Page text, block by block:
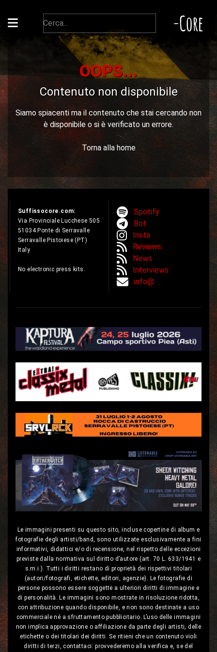
-Core
OOPS...
Contenuto non disponibile
Siamo spiacenti ma il contenuto che stai cercando non
è disponibile o si è verificato un errore.
Torna alla home
Suffissocore.com:
Via Provinciale Lucchese 505
51034 Ponte di Serravalle
Serravalle Pistoiese (PT)
Italy
No electronic press kits.
Spotify
Bot
Insta
Reviews
News
Interviews
info@
Le immagini presenti su questo sito, incluse copertine di album e
fotografie degli artisti/band, sono utilizzate esclusivamente a fini
informativi, didattici e/o di recensione, nel rispetto delle eccezioni
previste dalla normativa sul diritto d’autore (art. 70 L. 633/1941 e
s.m.i.). Tutti i diritti restano di proprietà dei rispettivi titolari
(autori/fotografi, etichette, editori, agenzie). Le fotografie di
persone possono essere soggette a ulteriori diritti di immagine e
di personalità. Le immagini sono mostrate in risoluzione ridotta,
con attribuzione quando disponibile, e non sono destinate a uso
commerciale né a sfruttamento pubblicitario. L’uso delle immagini
non implica approvazione o affiliazione da parte degli artisti, delle
etichette o dei titolari dei diritti. Se ritieni che un contenuto violi
diritti di terzi, contattaci: provvederemo alla verifica e, se del